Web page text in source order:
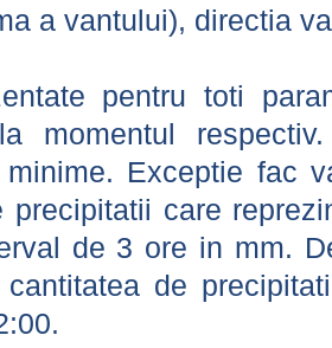
a vantului), directia
pentru toti
momentul
Exceptie fac
precipitatii care
de 3 ore in mm.
cantitatea de